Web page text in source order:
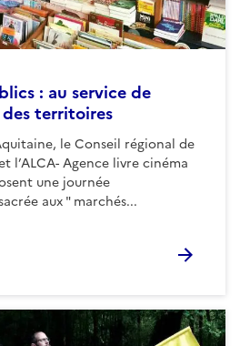
: au service de
territoires
le Conseil régional de
l’ALCA- Agence livre cinéma
une journée
aux " marchés...